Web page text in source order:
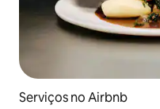
Serviços no Airbnb